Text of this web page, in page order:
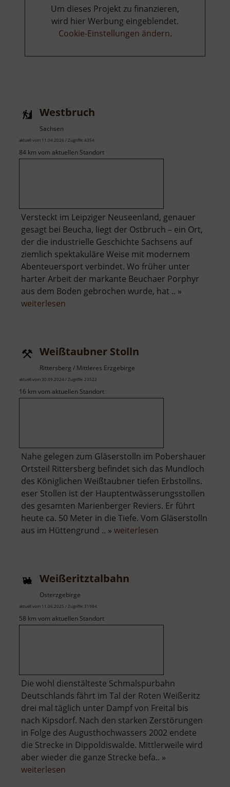
Um dieses Projekt zu finanzieren,
wird hier Werbung eingeblendet.
Cookie-Einstellungen ändern.
Westbruch
Sachsen
aktuell vom 11.04.2026 / Zugriffe: 4354
84 km vom aktuellen Standort
Versteckt im Leipziger Neuseenland, genauer
gesagt bei Beucha, liegt der Ostbruch – ein Ort,
der die industrielle Geschichte Sachsens auf
ziemlich spektakuläre Weise mit modernem
Abenteuersport verbindet. Wo früher unter
harter Arbeit der markante Beuchaer Porphyr
aus dem Boden gebrochen wurde, hat .. »
weiterlesen
Weißtaubner Stolln
Rittersberg / Mittleres Erzgebirge
aktuell vom 30.09.2024 / Zugriffe: 23522
16 km vom aktuellen Standort
Nahe gelegen zum Gläserstolln im Pobershauer
Ortsteil Rittersberg befindet sich das Mundloch
des Königlichen Weißtaubner tiefen Erbstollns.
eser Stollen ist der Hauptentwässerungsstollen
des gesamten Marienberger Reviers. Er führt
heute ca. 50 Meter in die Tiefe. Vom Gläserstolln
aus im Hüttengrund .. » weiterlesen
Weißeritztalbahn
Osterzgebirge
aktuell vom 11.06.2025 / Zugriffe: 31984
58 km vom aktuellen Standort
Die wohl dienstälteste Schmalspurbahn
Deutschlands fährt im Tal der Roten Weißeritz
drei mal täglich unter Dampf von Freital bis
nach Kipsdorf. Nach den starken Zerstörungen
in Folge des Augusthochwassers 2002 endete
die Strecke in Dippoldiswalde. Mittlerweile wird
aber wieder die ganze Strecke befa.. »
weiterlesen